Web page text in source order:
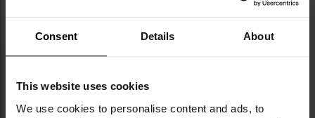
Consent Details About
This website uses cookies
We use cookies to personalise content and ads, to